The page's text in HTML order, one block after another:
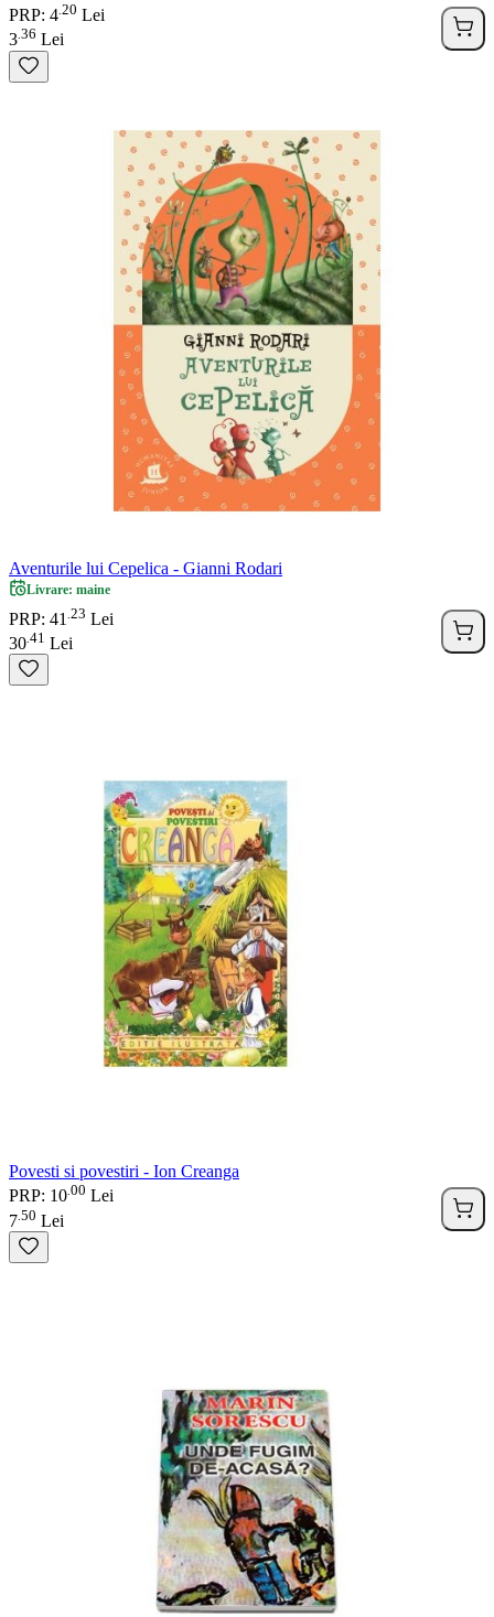
PRP: 4 20 Lei
3.36 Lei
Aventurile lui Cepelica - Gianni Rodari
Livrare: maine
PRP: 41 23 Lei
30 41 Lei
Povesti si povestiri - Ion Creanga
PRP: 10.00 Lei
7 50 Lei